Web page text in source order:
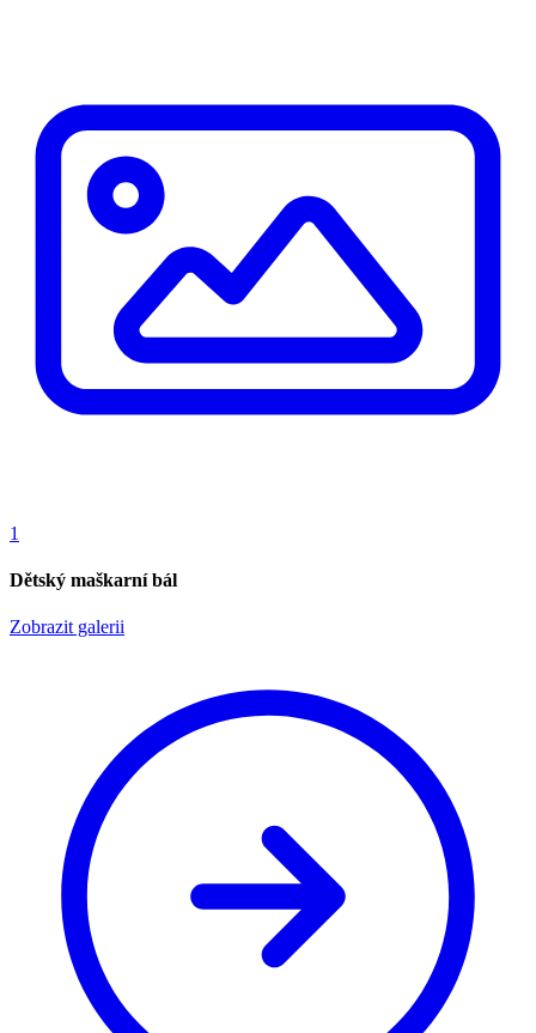
1
Dětský maškarní bál
Zobrazit galerii